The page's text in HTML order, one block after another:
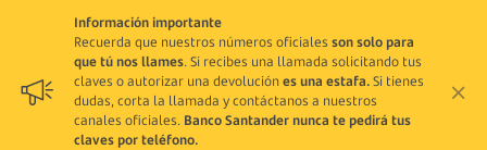
Información importante
Recuerda que nuestros números oficiales son solo para
que tú nos llames. Si recibes una llamada solicitando tus
claves o autorizar una devoluciónes una estafa.Si tienes
dudas, corta la llamada y contáctanos a nuestros
canales oficiales. Banco Santander nunca te pedirá tus
claves por teléfono.